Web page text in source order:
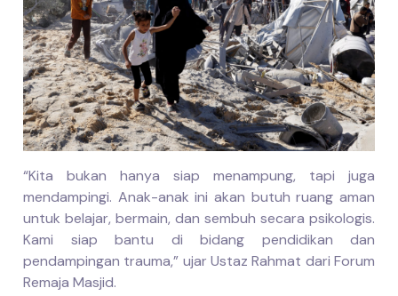
“Kita bukan hanya siap menampung, tapi juga
mendampingi. Anak-anak ini akan butuh ruang aman
untuk belajar, bermain, dan sembuh secara psikologis.
Kami siap bantu di bidang pendidikan dan
pendampingan trauma,” ujar Ustaz Rahmat dari Forum
Remaja Masjid.